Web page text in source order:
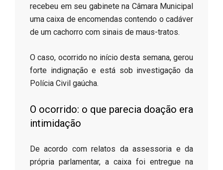
recebeu em seu gabinete na Câmara Municipal
uma caixa de encomendas contendo o cadáver
de um cachorro com sinais de maus-tratos.
​O caso, ocorrido no início desta semana, gerou
forte indignação e está sob investigação da
Polícia Civil gaúcha.
​O ocorrido: o que parecia doação era
intimidação
​De acordo com relatos da assessoria e da
própria parlamentar, a caixa foi entregue na